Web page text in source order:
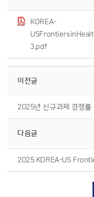
KOREA-
3.pdf
이전글
2025년 신규과제 경쟁률
다음글